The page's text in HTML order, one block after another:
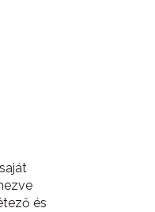
és